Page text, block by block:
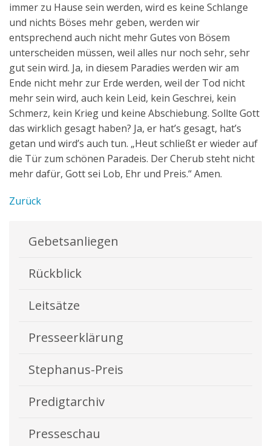
immer zu Hause sein werden, wird es keine Schlange
und nichts Böses mehr geben, werden wir
entsprechend auch nicht mehr Gutes von Bösem
unterscheiden müssen, weil alles nur noch sehr, sehr
gut sein wird. Ja, in diesem Paradies werden wir am
Ende nicht mehr zur Erde werden, weil der Tod nicht
mehr sein wird, auch kein Leid, kein Geschrei, kein
Schmerz, kein Krieg und keine Abschiebung. Sollte Gott
das wirklich gesagt haben? Ja, er hat’s gesagt, hat’s
getan und wird’s auch tun. „Heut schließt er wieder auf
die Tür zum schönen Paradeis. Der Cherub steht nicht
mehr dafür, Gott sei Lob, Ehr und Preis.“ Amen.
Zurück
Gebetsanliegen
Rückblick
Leitsätze
Presseerklärung
Stephanus-Preis
Predigtarchiv
Presseschau